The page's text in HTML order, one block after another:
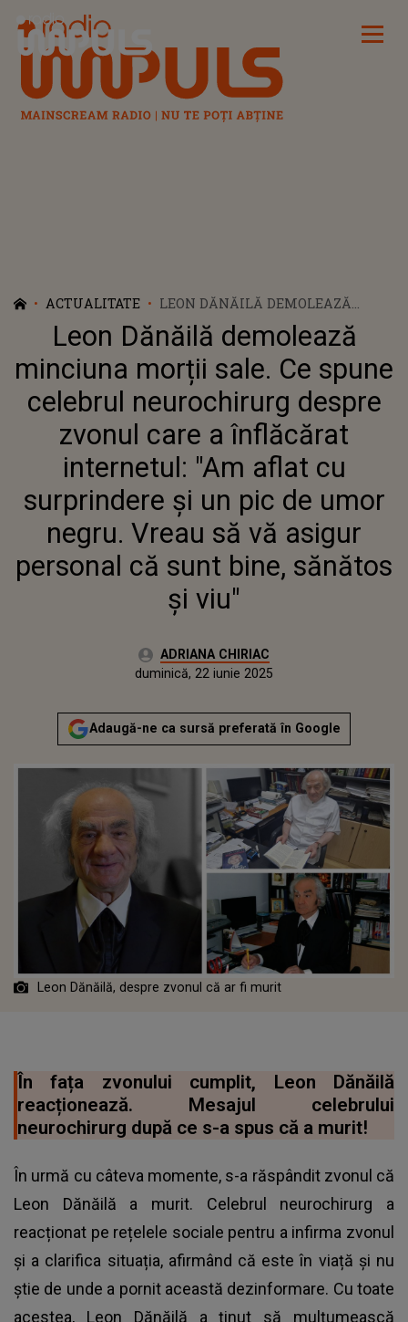
Radio Impuls
ACTUALITATE
LEON DĂNĂILĂ DEMOLEAZĂ
MINCIUNA MORȚII SALE. CE
SPUNE CELEBRUL
NEUROCHIRURG DESPRE ZVONUL
CARE A ÎNFLĂCĂRAT
INTERNETUL: "AM AFLAT CU
SURPRINDERE ȘI UN PIC DE UMOR
NEGRU. VREAU SĂ VĂ ASIGUR
PERSONAL CĂ SUNT BINE,
SĂNĂTOS ȘI VIU"
Leon Dănăilă demolează
minciuna morții sale. Ce spune
celebrul neurochirurg despre
zvonul care a înflăcărat
internetul: "Am aflat cu
surprindere și un pic de umor
negru. Vreau să vă asigur
personal că sunt bine, sănătos
și viu"
Autor:ADRIANA CHIRIAC
duminică, 22 iunie 2025Actualizat:
duminică, 22 iunie 2025
Adaugă-ne ca sursă preferată în Google
Leon Dănăilă, despre zvonul că ar fi murit
În fața zvonului cumplit, Leon Dănăilă
reacționează. Mesajul celebrului
neurochirurg după ce s-a spus că a murit!
În urmă cu câteva momente, s-a răspândit zvonul că
Leon Dănăilă a murit. Celebrul neurochirurg a
reacționat pe rețelele sociale pentru a infirma zvonul
și a clarifica situația, afirmând că este în viață și nu
știe de unde a pornit această dezinformare. Cu toate
acestea, Leon Dănăilă a ținut să mulțumească